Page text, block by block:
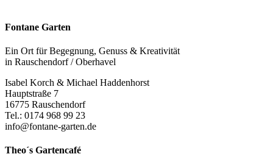
Fontane Garten
Ein Ort für Begegnung, Genuss & Kreativität
in Rauschendorf / Oberhavel
Isabel Korch & Michael Haddenhorst
Hauptstraße 7
16775 Rauschendorf
Tel.: 0174 968 99 23
info@fontane-garten.de
Theo´s Gartencafé